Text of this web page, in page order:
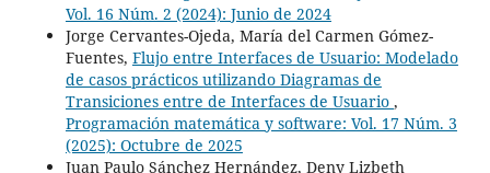
Vol. 16 Núm. 2 (2024): Junio de 2024
Jorge Cervantes-Ojeda, María del Carmen Gómez-
Fuentes, Flujo entre Interfaces de Usuario: Modelado
de casos prácticos utilizando Diagramas de
Transiciones entre de Interfaces de Usuario ,
Programación matemática y software: Vol. 17 Núm. 3
(2025): Octubre de 2025
Juan Paulo Sánchez Hernández, Deny Lizbeth